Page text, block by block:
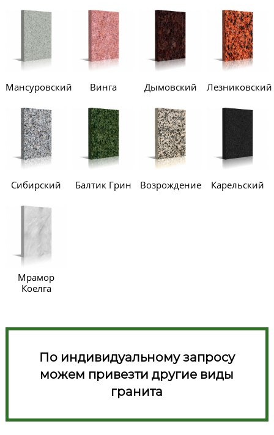
Мансуровский Винга Дымовский Лезниковский
Сибирский Балтик Грин Возрождение Карельский
Мрамор
Коелга
По индивидуальному запросу
можем привезти другие виды
гранита